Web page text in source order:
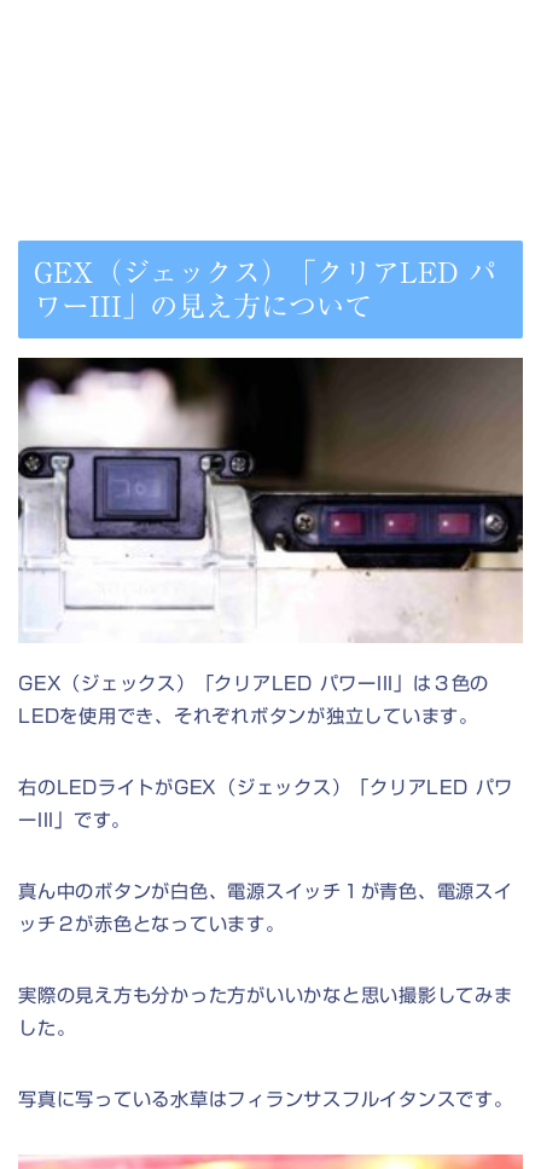
GEX（ジェックス）「クリアLED パ
ワーIII」の見え方について
GEX（ジェックス）「クリアLED パワーIII」は３色の
LEDを使用でき、それぞれボタンが独立しています。
右のLEDライトがGEX（ジェックス）「クリアLED パワ
ーIII」です。
真ん中のボタンが白色、電源スイッチ１が青色、電源スイ
ッチ２が赤色となっています。
実際の見え方も分かった方がいいかなと思い撮影してみま
した。
写真に写っている水草はフィランサスフルイタンスです。